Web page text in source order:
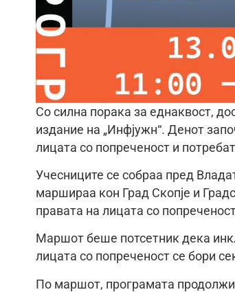
Со силна порака за еднаквост,
издание на „Инфјужн“. Денот
лицата со попреченост и
Учесниците се собраа пред
маршираа кон Град Скопје и
правата на лицата со
Маршот беше потсетник дека
лицата со попреченост се бори
По маршот, програмата продолжи